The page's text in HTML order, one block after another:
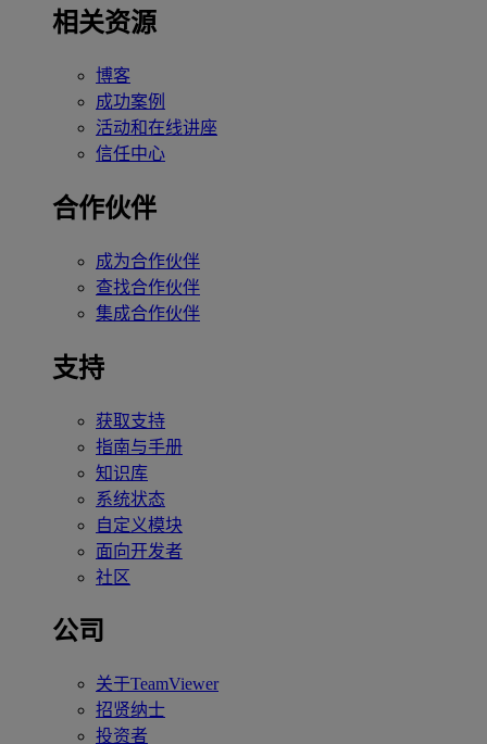
相关资源
博客
成功案例
活动和在线讲座
信任中心
合作伙伴
成为合作伙伴
查找合作伙伴
集成合作伙伴
支持
获取支持
指南与手册
知识库
系统状态
自定义模块
面向开发者
社区
公司
关于TeamViewer
招贤纳士
投资者